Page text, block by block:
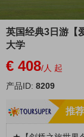
英国经典3日游【
大学
€ 408/人 起
产品ID: 8209
推